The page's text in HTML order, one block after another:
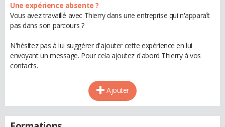
Une expérience absente ?
Vous avez travaillé avec Thierry dans une entreprise qui n'apparaît
pas dans son parcours ?
N'hésitez pas à lui suggérer d'ajouter cette expérience en lui
envoyant un message. Pour cela ajoutez d'abord Thierry à vos
contacts.
Ajouter